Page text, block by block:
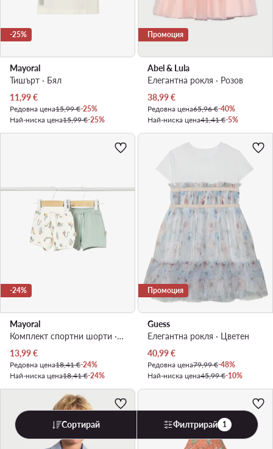
-25%
Mayoral
Тишърт · Бял
Актуална цена
11,99€
Редовна цена15,99 €-25%
Най-ниска цена15,99 €-25%
Промоция
Abel & Lula
Елегантна рокля · Розов
Актуална цена
38,99€
Редовна цена65,96 €-40%
Най-ниска цена41,41 €-5%
-24%
Mayoral
Комплект спортни шорти · Зелен
Актуална цена
13,99€
Редовна цена18,41 €-24%
Най-ниска цена18,41 €-24%
Промоция
Guess
Елегантна рокля · Цветен
Актуална цена
40,99€
Редовна цена79,99 €-48%
Най-ниска цена45,99 €-10%
Сортирай Филтрирай 1